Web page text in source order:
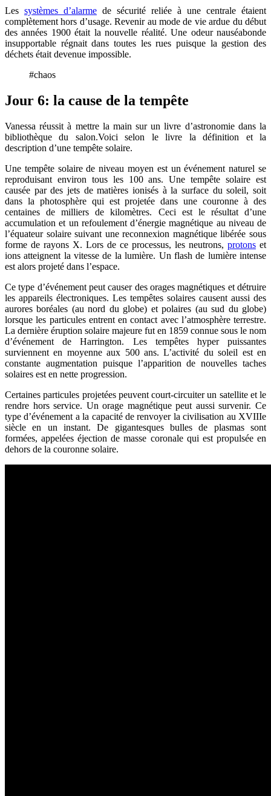
Les systèmes d’alarme de sécurité reliée à une centrale étaient
complètement hors d’usage. Revenir au mode de vie ardue du début
des années 1900 était la nouvelle réalité. Une odeur nauséabonde
insupportable régnait dans toutes les rues puisque la gestion des
déchets était devenue impossible.
#chaos
Jour 6: la cause de la tempête
Vanessa réussit à mettre la main sur un livre d’astronomie dans la
bibliothèque du salon.Voici selon le livre la définition et la
description d’une tempête solaire.
Une tempête solaire de niveau moyen est un événement naturel se
reproduisant environ tous les 100 ans. Une tempête solaire est
causée par des jets de matières ionisés à la surface du soleil, soit
dans la photosphère qui est projetée dans une couronne à des
centaines de milliers de kilomètres. Ceci est le résultat d’une
accumulation et un refoulement d’énergie magnétique au niveau de
l’équateur solaire suivant une reconnexion magnétique libérée sous
forme de rayons X. Lors de ce processus, les neutrons, protons et
ions atteignent la vitesse de la lumière. Un flash de lumière intense
est alors projeté dans l’espace.
Ce type d’événement peut causer des orages magnétiques et détruire
les appareils électroniques. Les tempêtes solaires causent aussi des
aurores boréales (au nord du globe) et polaires (au sud du globe)
lorsque les particules entrent en contact avec l’atmosphère terrestre.
La dernière éruption solaire majeure fut en 1859 connue sous le nom
d’événement de Harrington. Les tempêtes hyper puissantes
surviennent en moyenne aux 500 ans. L’activité du soleil est en
constante augmentation puisque l’apparition de nouvelles taches
solaires est en nette progression.
Certaines particules projetées peuvent court-circuiter un satellite et le
rendre hors service. Un orage magnétique peut aussi survenir. Ce
type d’événement a la capacité de renvoyer la civilisation au XVIIIe
siècle en un instant. De gigantesques bulles de plasmas sont
formées, appelées éjection de masse coronale qui est propulsée en
dehors de la couronne solaire.